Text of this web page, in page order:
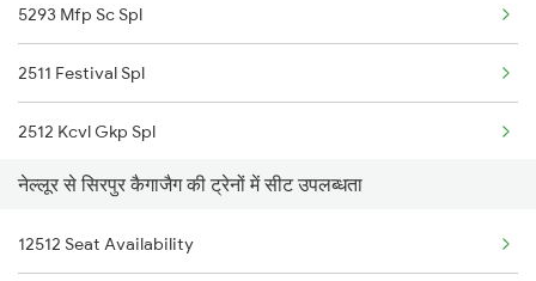
2071 Bbs Tpty Spl
2072 Tpty Bbs Spl
2077 Mas Bza Spl
2078 Bza Mas Spl
2249 Sbc Ntsk Special
5293 Mfp Sc Spl
2511 Festival Spl
2512 Kcvl Gkp Spl
2521 Bju Ers Spl
2522 Ers Bju Express
नेल्लूर से सिरपुर कैगाजैग की ट्रेनों में सीट उपलब्धता
12512 Seat Availability